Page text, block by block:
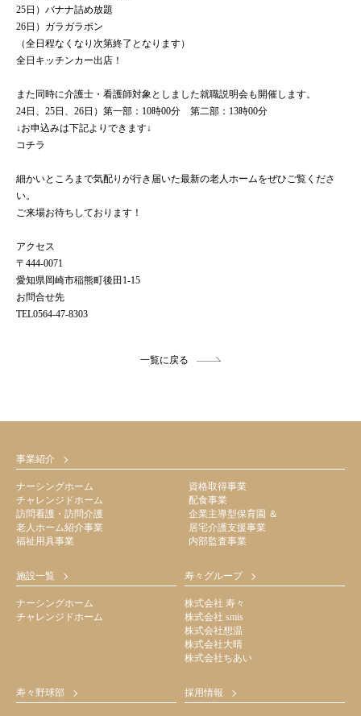
25日）バナナ詰め放題
26日）ガラガラポン
（全日程なくなり次第終了となります）
全日キッチンカー出店！
また同時に介護士・看護師対象としました就職説明会も開催します。
24日、25日、26日）第一部：10時00分 第二部：13時00分
↓お申込みは下記よりできます↓
コチラ
細かいところまで気配りが行き届いた最新の老人ホームをぜひご覧くださ
い。
ご来場お待ちしております！
アクセス
〒444-0071
愛知県岡崎市稲熊町後田1-15
お問合せ先
TEL0564-47-8303
一覧に戻る
事業紹介
ナーシングホーム
チャレンジドホーム
訪問看護・訪問介護
老人ホーム紹介事業
福祉用具事業
資格取得事業
配食事業
企業主導型保育園 ＆
居宅介護支援事業
内部監査事業
施設一覧
ナーシングホーム
チャレンジドホーム
寿々グループ
株式会社 寿々
株式会社 smis
株式会社想温
株式会社大晴
株式会社ちあい
寿々野球部 採用情報